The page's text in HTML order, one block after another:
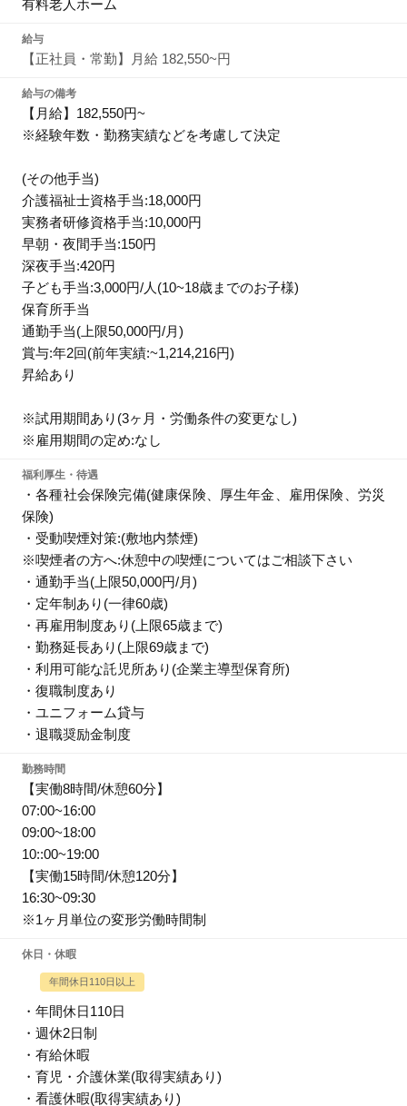
有料老人ホーム
給与
【正社員・常勤】月給 182,550~円
給与の備考
【月給】182,550円~
※経験年数・勤務実績などを考慮して決定
(その他手当)
介護福祉士資格手当:18,000円
実務者研修資格手当:10,000円
早朝・夜間手当:150円
深夜手当:420円
子ども手当:3,000円/人(10~18歳までのお子様)
保育所手当
通勤手当(上限50,000円/月)
賞与:年2回(前年実績:~1,214,216円)
昇給あり
※試用期間あり(3ヶ月・労働条件の変更なし)
※雇用期間の定め:なし
福利厚生・待遇
・各種社会保険完備(健康保険、厚生年金、雇用保険、労災
保険)
・受動喫煙対策:(敷地内禁煙)
※喫煙者の方へ:休憩中の喫煙についてはご相談下さい
・通勤手当(上限50,000円/月)
・定年制あり(一律60歳)
・再雇用制度あり(上限65歳まで)
・勤務延長あり(上限69歳まで)
・利用可能な託児所あり(企業主導型保育所)
・復職制度あり
・ユニフォーム貸与
・退職奨励金制度
勤務時間
【実働8時間/休憩60分】
07:00~16:00
09:00~18:00
10::00~19:00
【実働15時間/休憩120分】
16:30~09:30
※1ヶ月単位の変形労働時間制
休日・休暇
年間休日110日以上
・年間休日110日
・週休2日制
・有給休暇
・育児・介護休業(取得実績あり)
・看護休暇(取得実績あり)